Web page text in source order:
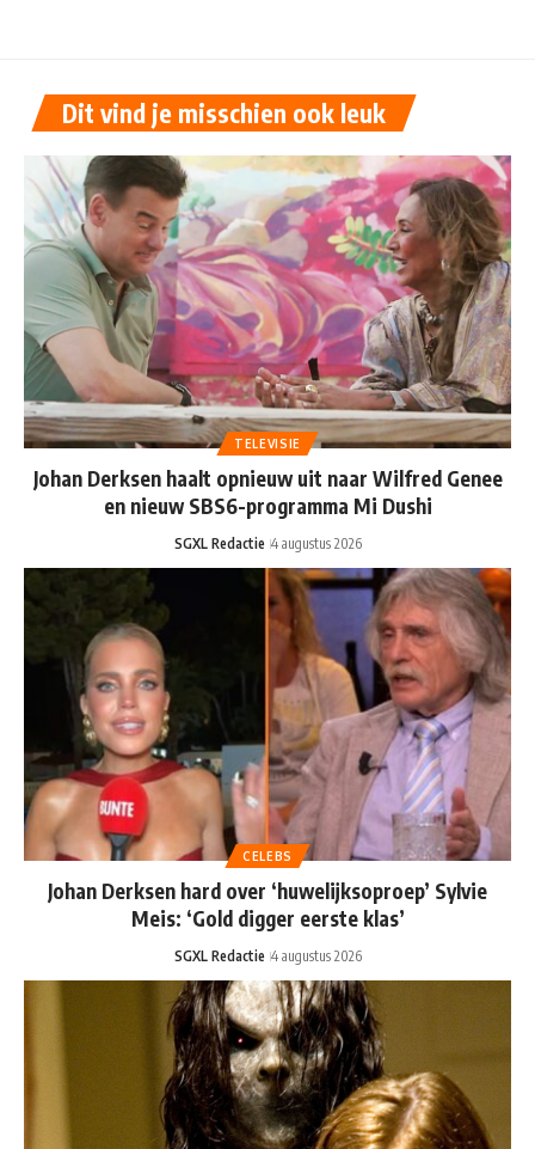
Dit vind je misschien ook leuk
TELEVISIE
Johan Derksen haalt opnieuw uit naar Wilfred Genee
en nieuw SBS6-programma Mi Dushi
SGXL Redactie 4 augustus 2026
CELEBS
Johan Derksen hard over ‘huwelijksoproep’ Sylvie
Meis: ‘Gold digger eerste klas’
SGXL Redactie 4 augustus 2026